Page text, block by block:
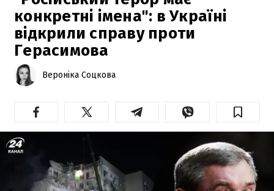
конкретні імена": в Україні
відкрили справу проти
Герасимова
Вероніка Соцкова